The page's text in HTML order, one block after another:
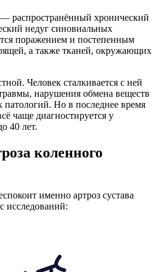
— распространённый хронический
недуг синовиальных
поражением и постепенным
а также тканей, окружающих
Человек сталкивается с ней
нарушения обмена веществ
патологий. Но в последнее время
чаще диагностируется у
40 лет.
коленного
именно артроз сустава
исследований: